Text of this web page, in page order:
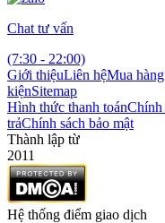
Chat tư vấn
(7:30 - 22:00)
Giới thiệuLiên hệMua
kiệnSitemap
Hình thức thanh toánChính
trảChính sách bảo mật
Thành lập từ
2011
Hệ thống điểm giao dịch